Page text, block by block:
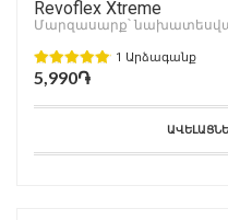
Revoflex Xtreme
Մարզասարք՝
1 Արձագանք
5,990֏